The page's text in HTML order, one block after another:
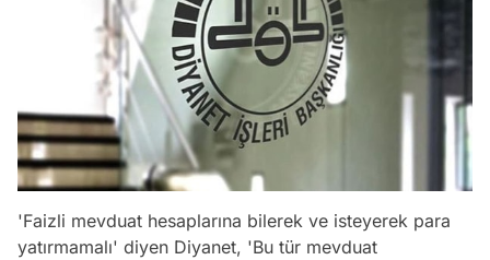
'Faizli mevduat hesaplarına bilerek ve isteyerek para
yatırmamalı' diyen Diyanet, 'Bu tür mevduat